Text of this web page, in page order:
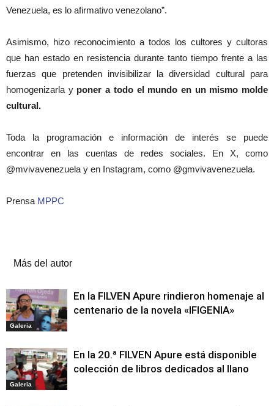
Venezuela, es lo afirmativo venezolano”.
Asimismo, hizo reconocimiento a todos los cultores y cultoras
que han estado en resistencia durante tanto tiempo frente a las
fuerzas que pretenden invisibilizar la diversidad cultural para
homogenizarla y poner a todo el mundo en un mismo molde
cultural.
Toda la programación e información de interés se puede
encontrar en las cuentas de redes sociales. En X, como
@mvivavenezuela y en Instagram, como @gmvivavenezuela.
Prensa MPPC
Más del autor
Galeria
En la FILVEN Apure rindieron homenaje al
centenario de la novela «IFIGENIA»
Galeria
En la 20.ª FILVEN Apure está disponible
colección de libros dedicados al llano